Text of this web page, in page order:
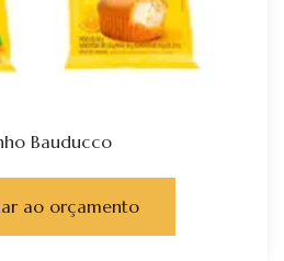
Bauducco
ao orçamento